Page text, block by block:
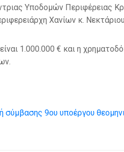
Υποδομών Περιφέρειας
Χανίων κ.
1.000.000 € και η
9oυ υποέργου